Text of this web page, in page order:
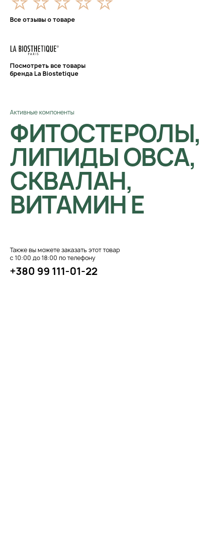
Все отзывы о товаре
Посмотреть все товары
бренда La Biostetique
Активные компоненты
ФИТОСТЕРОЛЫ,
ЛИПИДЫ ОВСА,
СКВАЛАН,
ВИТАМИН Е
Также вы можете заказать этот товар
с 10:00 до 18:00 по телефону
+380 99 111-01-22